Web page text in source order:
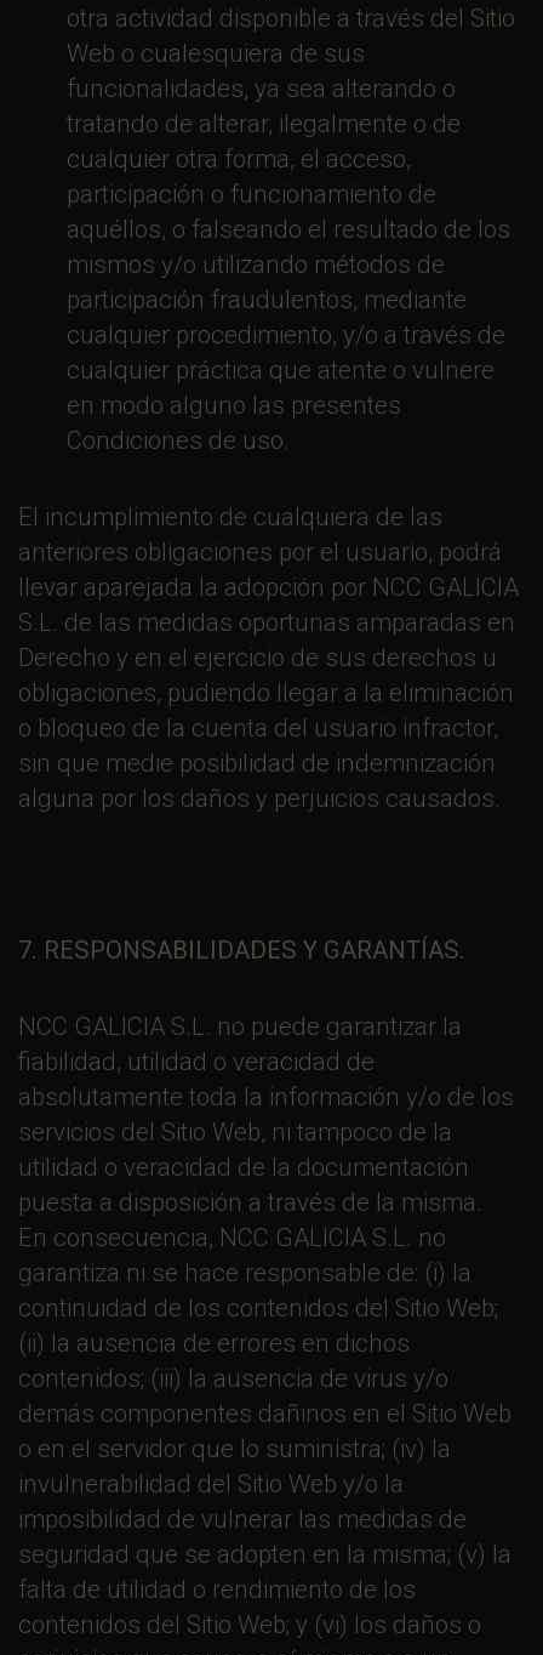
otra actividad disponible a través del Sitio
Web o cualesquiera de sus
funcionalidades, ya sea alterando o
tratando de alterar, ilegalmente o de
cualquier otra forma, el acceso,
participación o funcionamiento de
aquéllos, o falseando el resultado de los
mismos y/o utilizando métodos de
participación fraudulentos, mediante
cualquier procedimiento, y/o a través de
cualquier práctica que atente o vulnere
en modo alguno las presentes
Condiciones de uso.
El incumplimiento de cualquiera de las
anteriores obligaciones por el usuario, podrá
llevar aparejada la adopción por NCC GALICIA
S.L. de las medidas oportunas amparadas en
Derecho y en el ejercicio de sus derechos u
obligaciones, pudiendo llegar a la eliminación
o bloqueo de la cuenta del usuario infractor,
sin que medie posibilidad de indemnización
alguna por los daños y perjuicios causados.
7. RESPONSABILIDADES Y GARANTÍAS.
NCC GALICIA S.L. no puede garantizar la
fiabilidad, utilidad o veracidad de
absolutamente toda la información y/o de los
servicios del Sitio Web, ni tampoco de la
utilidad o veracidad de la documentación
puesta a disposición a través de la misma.
En consecuencia, NCC GALICIA S.L. no
garantiza ni se hace responsable de: (i) la
continuidad de los contenidos del Sitio Web;
(ii) la ausencia de errores en dichos
contenidos; (iii) la ausencia de virus y/o
demás componentes dañinos en el Sitio Web
o en el servidor que lo suministra; (iv) la
invulnerabilidad del Sitio Web y/o la
imposibilidad de vulnerar las medidas de
seguridad que se adopten en la misma; (v) la
falta de utilidad o rendimiento de los
contenidos del Sitio Web; y (vi) los daños o